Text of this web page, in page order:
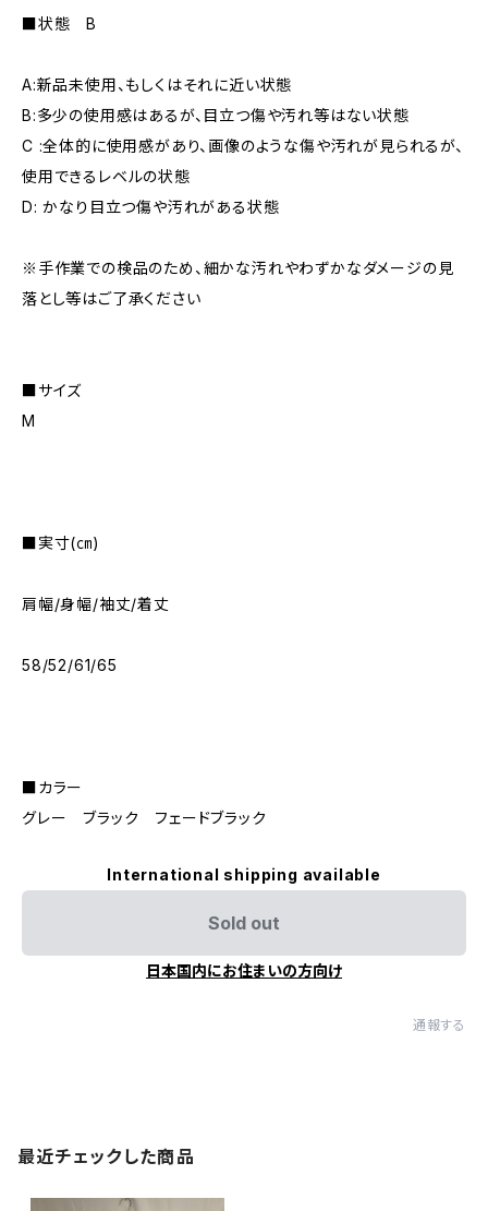
■状態 B
A:新品未使用、もしくはそれに近い状態
B:多少の使用感はあるが、目立つ傷や汚れ等はない状態
C :全体的に使用感があり、画像のような傷や汚れが見られるが、
使用できるレベルの状態
D: かなり目立つ傷や汚れがある状態
※手作業での検品のため、細かな汚れやわずかなダメージの見
落とし等はご了承ください
■サイズ
M
■実寸(㎝)
肩幅/身幅/袖丈/着丈
58/52/61/65
■カラー
グレー ブラック フェードブラック
International shipping available
Sold out
日本国内にお住まいの方向け
通報する
最近チェックした商品